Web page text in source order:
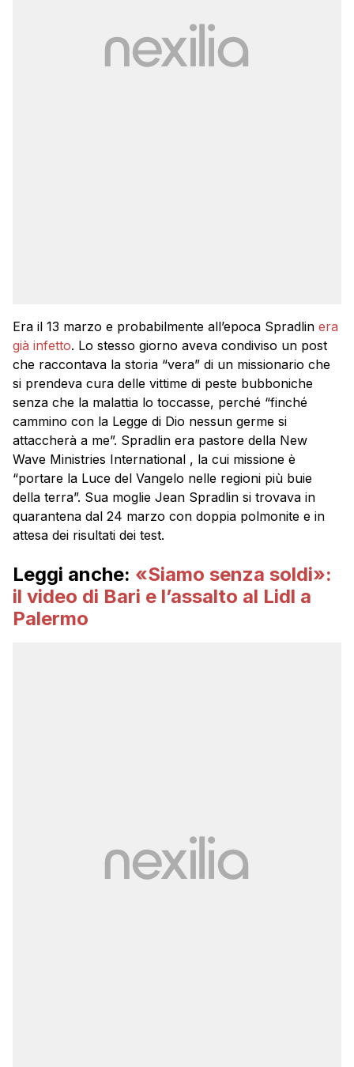
Era il 13 marzo e probabilmente all’epoca Spradlin era
già infetto. Lo stesso giorno aveva condiviso un post
che raccontava la storia “vera” di un missionario che
si prendeva cura delle vittime di peste bubboniche
senza che la malattia lo toccasse, perché “finché
cammino con la Legge di Dio nessun germe si
attaccherà a me”. Spradlin era pastore della New
Wave Ministries International , la cui missione è
“portare la Luce del Vangelo nelle regioni più buie
della terra”. Sua moglie Jean Spradlin si trovava in
quarantena dal 24 marzo con doppia polmonite e in
attesa dei risultati dei test.
Leggi anche: «Siamo senza soldi»:
il video di Bari e l’assalto al Lidl a
Palermo